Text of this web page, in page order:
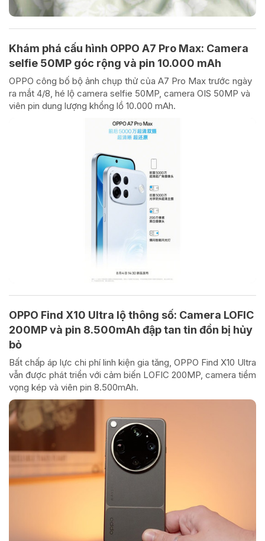
Khám phá cấu hình OPPO A7 Pro Max: Camera
selfie 50MP góc rộng và pin 10.000 mAh
OPPO công bố bộ ảnh chụp thử của A7 Pro Max trước ngày
ra mắt 4/8, hé lộ camera selfie 50MP, camera OIS 50MP và
viên pin dung lượng khổng lồ 10.000 mAh.
OPPO Find X10 Ultra lộ thông số: Camera LOFIC
200MP và pin 8.500mAh đập tan tin đồn bị hủy
bỏ
Bất chấp áp lực chi phí linh kiện gia tăng, OPPO Find X10 Ultra
vẫn được phát triển với cảm biến LOFIC 200MP, camera tiềm
vọng kép và viên pin 8.500mAh.